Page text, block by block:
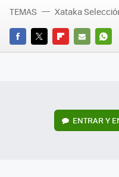
FACEBOOK
TWITTERFLIPBOARD
E-
TEMAS Xataka
ENTRAR Y